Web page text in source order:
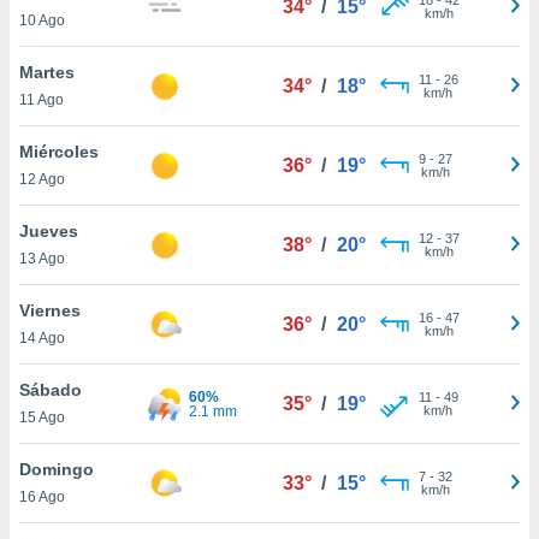
más
nuestra
y
de
disponible
cookies
aceptar
10 Ago
34° / 15°
km/h
Martes
11 Ago
34° / 18° 11 - 26
km/h
Miércoles
12 Ago
36° / 19° 9- 27
km/h
Jueves
13 Ago
38° / 20° 12- 37
km/h
Viernes
14 Ago
36° / 20° 16- 47
km/h
Sábado
15 Ago
60%
2.1 mm
35° / 19° 11 - 49
km/h
Domingo
16 Ago
33° / 15° 7- 32
km/h